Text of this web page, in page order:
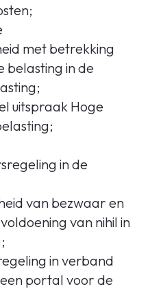
met betrekking
belasting in de
uitspraak Hoge
in de
van bezwaar en
van nihil in
in verband
portal voor de